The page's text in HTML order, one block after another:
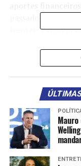
passado,
frentes. Também
“É uma obra com
Deus, só para
número de mortes
pena porque
perdidas nesse
liberarão do
fortalecer muito a
importância “na
das pessoas”,
protagonista para